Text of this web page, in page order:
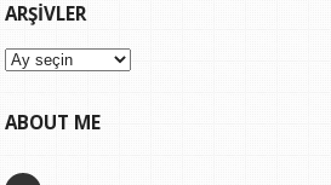
ARŞIVLER
Arşivler
ABOUT ME